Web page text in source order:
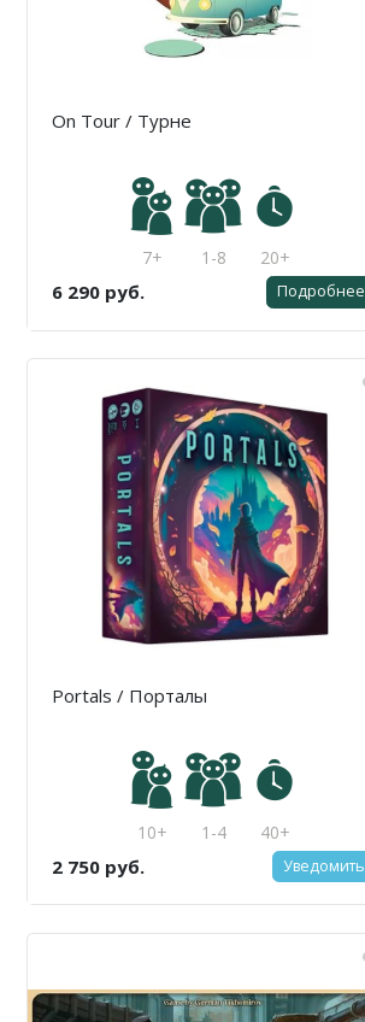
On Tour / Турне
7+ 1-8 20+
6 290 руб. Подробнее
Portals / Порталы
10+ 1-4 40+
2 750 руб. Уведомить